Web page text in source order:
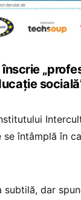
întâmplă în
dar